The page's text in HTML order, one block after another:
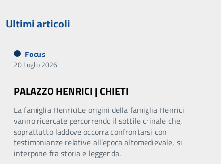
Ultimi articoli
Focus
20 Luglio 2026
PALAZZO HENRICI | CHIETI
La famiglia HenriciLe origini della famiglia Henrici
vanno ricercate percorrendo il sottile crinale che,
soprattutto laddove occorra confrontarsi con
testimonianze relative all’epoca altomedievale, si
interpone fra storia e leggenda.